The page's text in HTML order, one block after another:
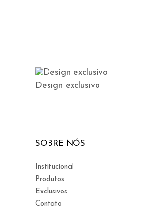
Design exclusivo
SOBRE NÓS
Institucional
Produtos
Exclusivos
Contato